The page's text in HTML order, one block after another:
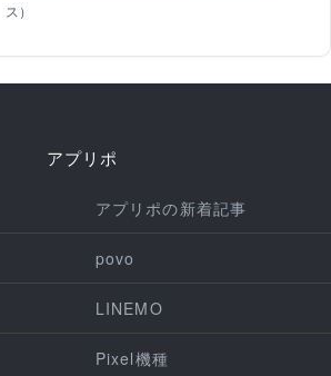
ス）
アプリポ
アプリポの新着記事
povo
LINEMO
Pixel機種